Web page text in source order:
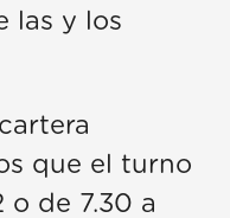
las y los
que el turno
o de 7.30 a